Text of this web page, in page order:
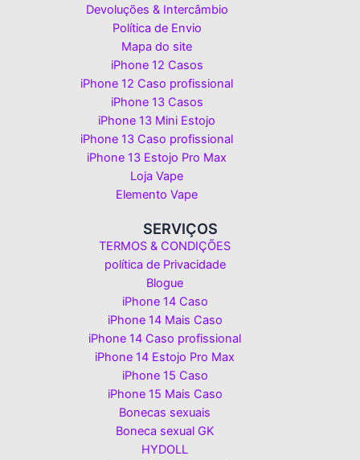
Devoluções & Intercâmbio
Política de Envio
Mapa do site
iPhone 12 Casos
iPhone 12 Caso profissional
iPhone 13 Casos
iPhone 13 Mini Estojo
iPhone 13 Caso profissional
iPhone 13 Estojo Pro Max
Loja Vape
Elemento Vape
SERVIÇOS
TERMOS & CONDIÇÕES
política de Privacidade
Blogue
iPhone 14 Caso
iPhone 14 Mais Caso
iPhone 14 Caso profissional
iPhone 14 Estojo Pro Max
iPhone 15 Caso
iPhone 15 Mais Caso
Bonecas sexuais
Boneca sexual GK
HYDOLL